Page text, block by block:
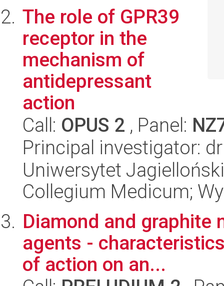
The role of GPR39
receptor in the
mechanism of
antidepressant
action
Call: OPUS 2 , Panel:
Principal investigator:
Uniwersytet
Collegium Medicum;
Diamond and graphite
agents -
of action on an...